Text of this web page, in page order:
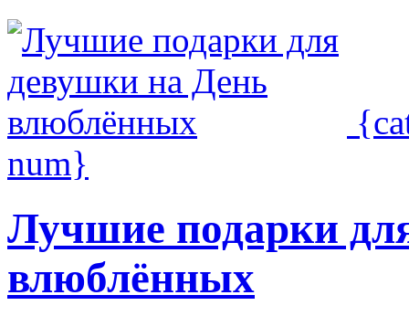
num}
Лучшие подарки
влюблённых